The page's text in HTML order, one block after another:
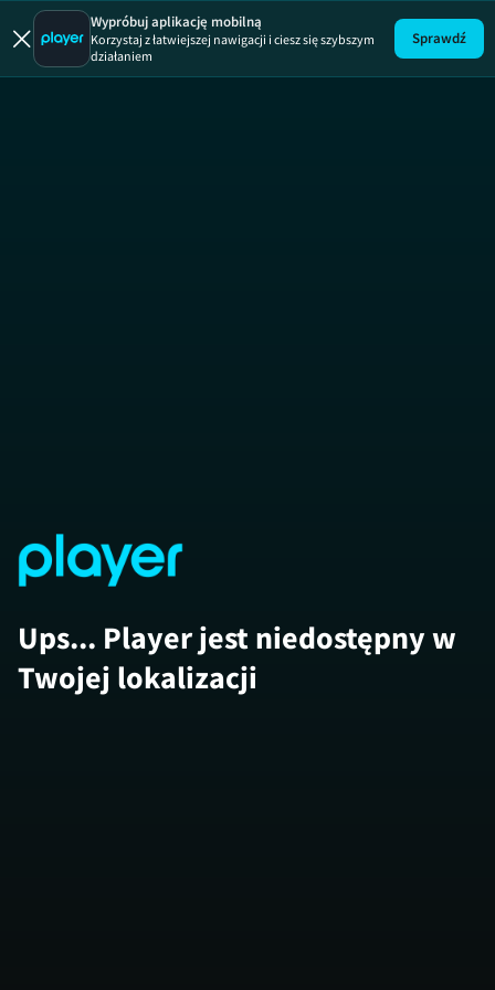
Wypróbuj aplikację mobilną
Korzystaj z łatwiejszej nawigacji i ciesz się szybszym
działaniem
Sprawdź
Ups... Player jest niedostępny w
Twojej lokalizacji